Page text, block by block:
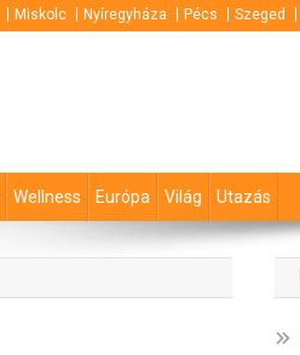
Miskolc Nyíregyháza Pécs Szeged
Wellness Európa Világ Utazás